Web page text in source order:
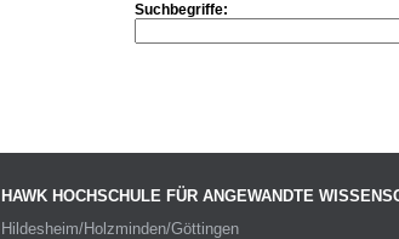
Suchbegriffe:
HAWK HOCHSCHULE FÜR ANGEWANDTE
Hildesheim/Holzminden/Göttingen